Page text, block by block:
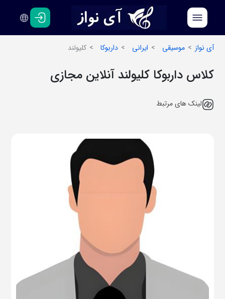
فارسی
انگلیسی
آی نواز
موسیقی ایرانی داربوکا کلیولند
کلاس داربوکا کلیولند آنلاین مجازی
لینک های مرتبط